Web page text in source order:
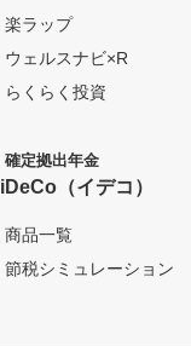
楽ラップ
ウェルスナビ×R
らくらく投資
確定拠出年金
iDeCo（イデコ）
商品一覧
節税シミュレーション